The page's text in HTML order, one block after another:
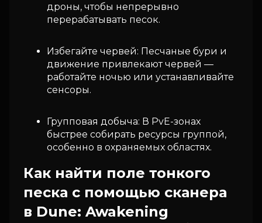
дроны, чтобы непрерывно
перерабатывать песок.
Избегайте червей: Песчаные бури и
движение привлекают червей —
работайте ночью или устанавливайте
сенсоры.
Групповая добыча: В PvE-зонах
быстрее собирать ресурсы группой,
особенно в охраняемых областях.
Как найти поле тонкого
песка с помощью сканера
в Dune: Awakening